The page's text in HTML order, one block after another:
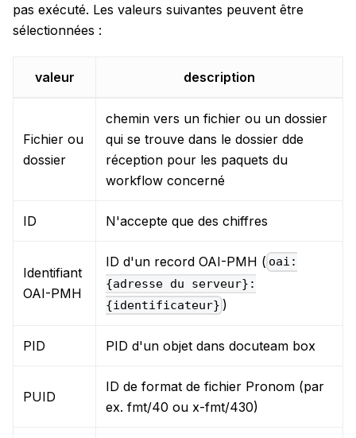
pas exécuté. Les valeurs suivantes peuvent être
sélectionnées :
valeur description
Fichier ou
dossier
chemin vers un fichier ou un dossier
qui se trouve dans le dossier dde
réception pour les paquets du
workflow concerné
ID N'accepte que des chiffres
Identifiant
OAI-PMH
ID d'un record OAI-PMH ( oai:
{adresse du serveur}:
{identificateur} )
PID PID d'un objet dans docuteam box
PUID
ID de format de fichier Pronom (par
ex. fmt/40 ou x-fmt/430)